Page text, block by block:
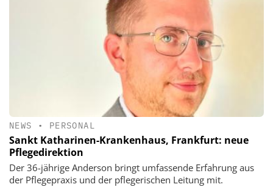
NEWS • PERSONAL
Sankt Katharinen-Krankenhaus, Frankfurt: neue
Pflegedirektion
Der 36-jährige Anderson bringt umfassende Erfahrung aus
der Pflegepraxis und der pflegerischen Leitung mit.